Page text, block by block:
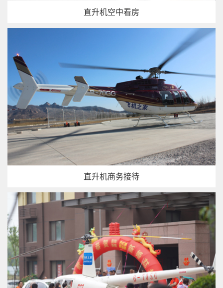
直升机空中看房
直升机商务接待